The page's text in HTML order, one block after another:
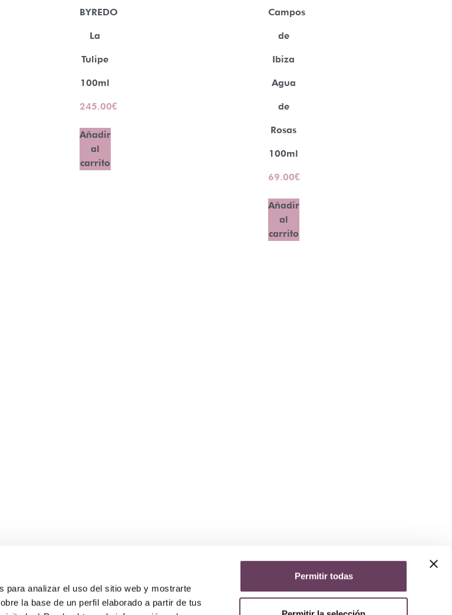
para analizar el uso del sitio web y mostrarte
la base de un perfil elaborado a partir de tus
Permitir todas
BYREDO
La
Tulipe
100ml
245.00€
Añadir
al
carrito
Campos
de
Ibiza
Agua
de
Rosas
100ml
69.00€
Añadir
al
carrito
Aviso legal
Política de privacidad